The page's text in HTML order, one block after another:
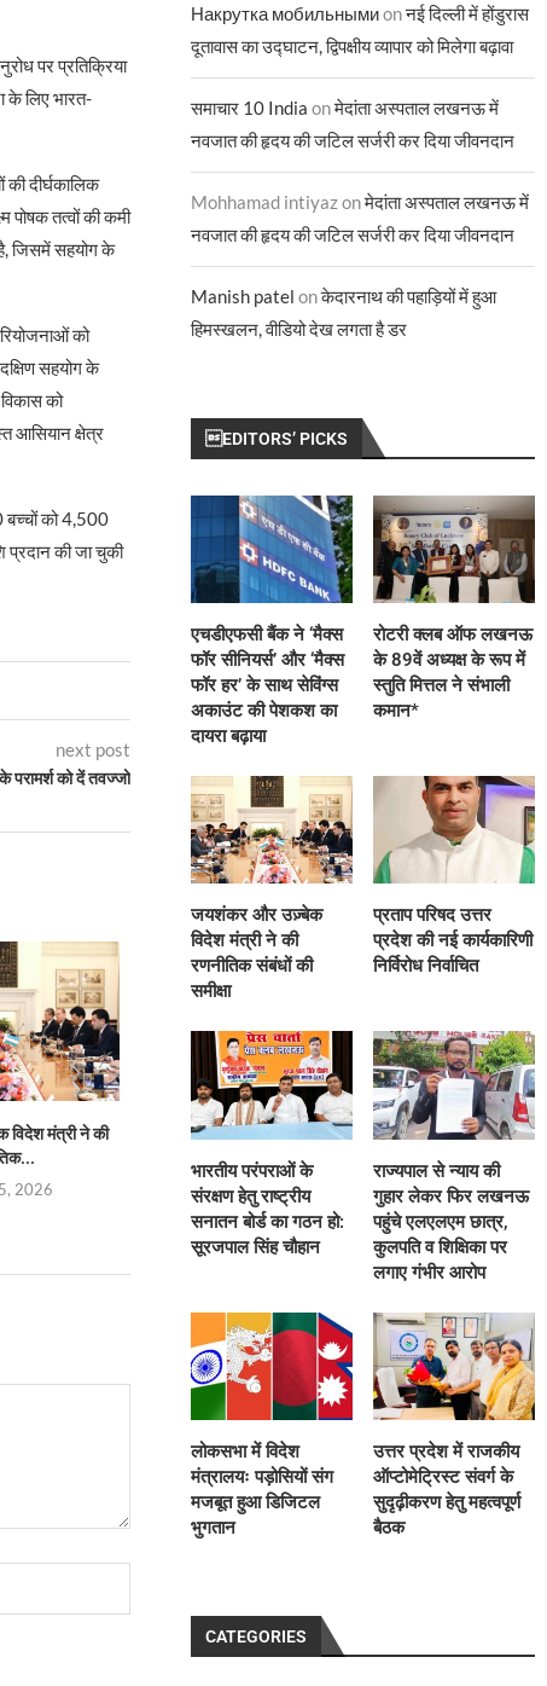
पर प्रतिक्रिया
के लिए भारत-
की दीर्घकालिक
पोषक तत्वों की कमी
जिसमें सहयोग के
को
सहयोग के
को
आसियान क्षेत्र
बच्चों को 4,500
प्रदान की जा चुकी
next post
को दें तवज्जो
मंत्री ने की
2026
प्रताप परिषद उत्तर प्रदेश की नई
कार्यकारिणी निर्विरोध...
August 4, 2026
भारतीय परंपराओं के
सनातन
August 4,
Накрутка мобильнымиonनई दिल्ली में होंडुरास
दूतावास का उद्घाटन, द्विपक्षीय व्यापार को मिलेगा बढ़ावा
समाचार 10 India onमेदांता अस्पताल लखनऊ में
नवजात की हृदय की जटिल सर्जरी कर दिया जीवनदान
Mohhamad intiyazonमेदांता अस्पताल लखनऊ में
नवजात की हृदय की जटिल सर्जरी कर दिया जीवनदान
Manish patel onकेदारनाथ की पहाड़ियों में हुआ
हिमस्खलन, वीडियो देख लगता है डर
EDITORS’ PICKS
एचडीएफसी बैंक ने ‘मैक्स
फॉर सीनियर्स’ और ‘मैक्स
फॉर हर’ के साथ सेविंग्स
अकाउंट की पेशकश का
दायरा बढ़ाया
रोटरी क्लब ऑफ लखनऊ
के 89वें अध्यक्ष के रूप में
स्तुति मित्तल ने संभाली
कमान*
जयशंकर और उज़्बेक
विदेश मंत्री ने की
रणनीतिक संबंधों की
समीक्षा
प्रताप परिषद उत्तर
प्रदेश की नई कार्यकारिणी
निर्विरोध निर्वाचित
भारतीय परंपराओं के
संरक्षण हेतु राष्ट्रीय
सनातन बोर्ड का गठन हो:
सूरजपाल सिंह चौहान
राज्यपाल से न्याय की
गुहार लेकर फिर लखनऊ
पहुंचे एलएलएम छात्र,
कुलपति व शिक्षिका पर
लगाए गंभीर आरोप
लोकसभा में विदेश
मंत्रालयः पड़ोसियों संग
मजबूत हुआ डिजिटल
भुगतान
उत्तर प्रदेश में राजकीय
ऑप्टोमेट्रिस्ट संवर्ग के
सुदृढ़ीकरण हेतु महत्वपूर्ण
बैठक
CATEGORIES